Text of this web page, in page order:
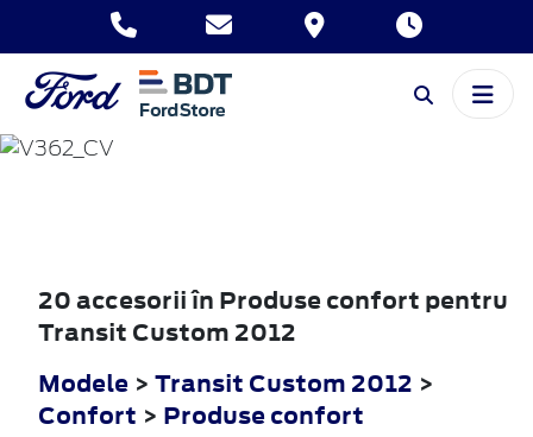
TRANSIT
CUSTOM
20 accesorii în Produse confort pentru
Transit Custom 2012
Modele > Transit Custom 2012 >
Confort > Produse confort